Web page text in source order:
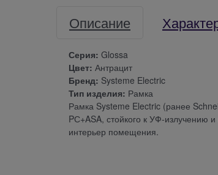
Описание
Серия: Glossa
Цвет: Антрацит
Бренд: Systeme Electric
Тип изделия: Рамка
Рамка Systeme Electric (ранее
PС+ASA, стойкого к УФ-излучению
интерьер помещения.